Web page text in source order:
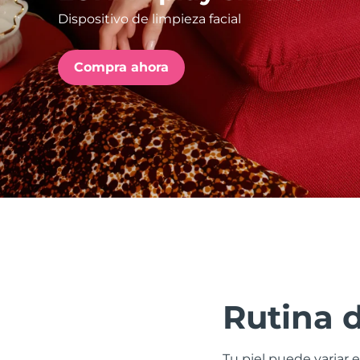
Dispositivo de limpieza facial
Compra ahora
Rutina
issa™ Teeth Whitening Set
FAQ™ Dual LED Panel
POPULAR